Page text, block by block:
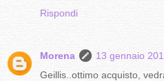
Rispondi
Morena
13 gennaio
Geillis..ottimo acquisto,